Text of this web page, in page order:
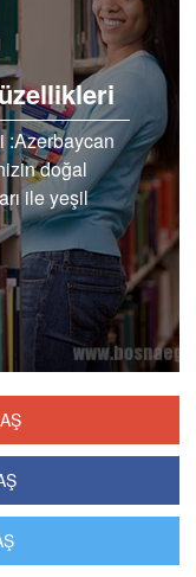
:Azerbaycan
doğal
ile yeşil